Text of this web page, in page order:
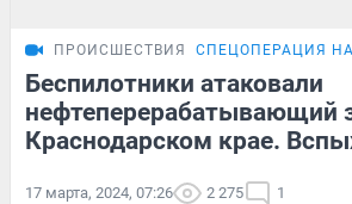
ПРОИСШЕСТВИЯ СПЕЦОПЕРАЦИЯ
Беспилотники атаковали
нефтеперерабатывающий
Краснодарском крае.
17 марта, 2024, 07:26 2 275 1